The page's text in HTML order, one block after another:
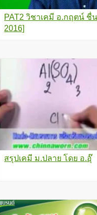
PAT2 วิชาเคมี อ.กฤตน์ ชื่
2016]
สรุปเคมี ม.ปลาย โดย อ.อุ๊